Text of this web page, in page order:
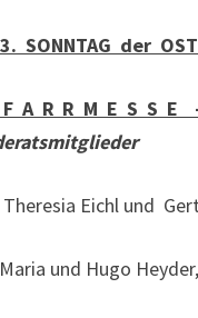
SONNTAG der
R R M E S S E
Theresia Eichl und
und Hugo